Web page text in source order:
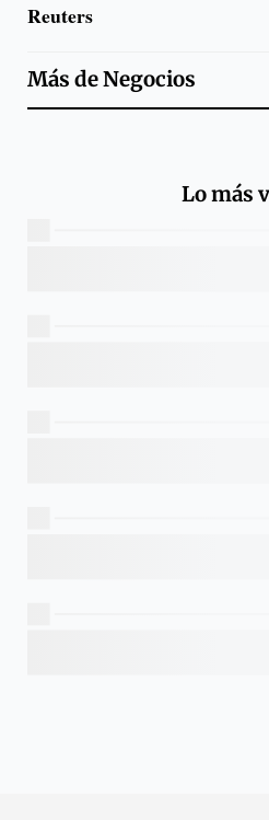
Reuters
Más deNegocios
Lo más